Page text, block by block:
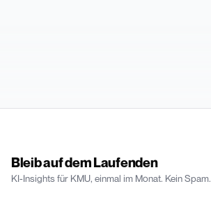
Bleib auf dem Laufenden
KI-Insights für KMU, einmal im Monat. Kein Spam.